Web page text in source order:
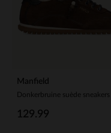
Manfield
Donkerbruine suède sneakers
129.99